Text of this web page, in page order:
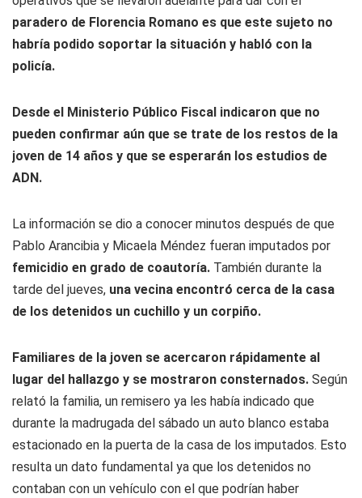
paradero de Florencia Romano es que este sujeto no
habría podido soportar la situación y habló con la
policía.
Desde el Ministerio Público Fiscal indicaron que no
pueden confirmar aún que se trate de los restos de la
joven de 14 años y que se esperarán los estudios de
ADN.
La información se dio a conocer minutos después de que
Pablo Arancibia y Micaela Méndez fueran imputados por
femicidio en grado de coautoría. También durante la
tarde del jueves, una vecina encontró cerca de la casa
de los detenidos un cuchillo y un corpiño.
Familiares de la joven se acercaron rápidamente al
lugar del hallazgo y se mostraron consternados. Según
relató la familia, un remisero ya les había indicado que
durante la madrugada del sábado un auto blanco estaba
estacionado en la puerta de la casa de los imputados. Esto
resulta un dato fundamental ya que los detenidos no
contaban con un vehículo con el que podrían haber